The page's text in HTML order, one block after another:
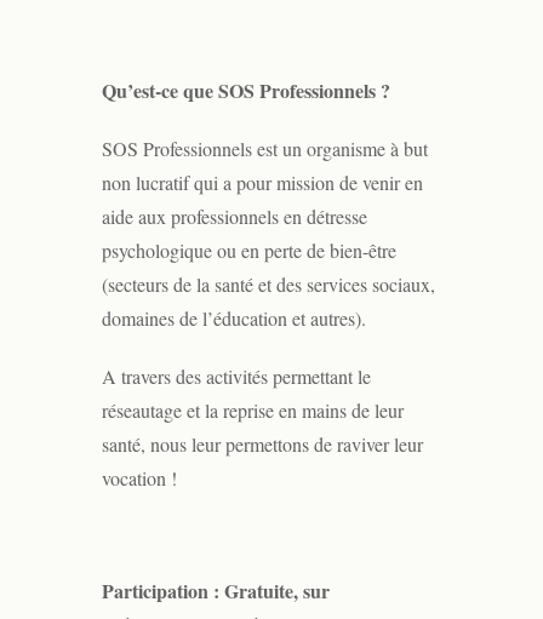
Qu’est-ce que SOS Professionnels ?
SOS Professionnels est un organisme à but
non lucratif qui a pour mission de venir en
aide aux professionnels en détresse
psychologique ou en perte de bien-être
(secteurs de la santé et des services sociaux,
domaines de l’éducation et autres).
A travers des activités permettant le
réseautage et la reprise en mains de leur
santé, nous leur permettons de raviver leur
vocation !
Participation : Gratuite, sur